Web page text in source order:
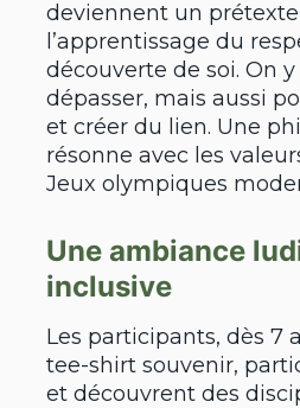
deviennent un prétexte
l’apprentissage du
découverte de soi. On
dépasser, mais aussi
et créer du lien. Une
résonne avec les
Jeux olympiques
Une ambiance
inclusive
Les participants, dès 7
tee-shirt souvenir,
et découvrent des